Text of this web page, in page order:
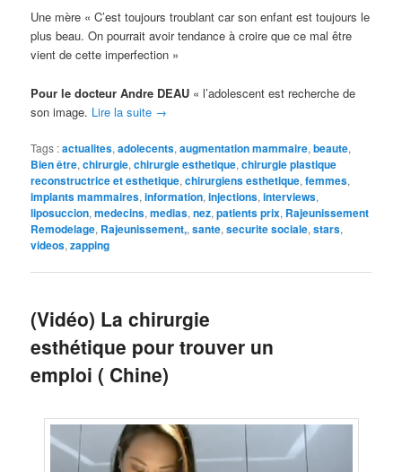
Une mère « C’est toujours troublant car son enfant est toujours le
plus beau. On pourrait avoir tendance à croire que ce mal être
vient de cette imperfection »
Pour le docteur Andre DEAU « l’adolescent est recherche de
son image. Lire la suite →
Tags :actualites,adolecents,augmentation mammaire,beaute,
Bien être,chirurgie,chirurgie esthetique,chirurgie plastique
reconstructrice et esthetique,chirurgiens esthetique,femmes,
implants mammaires,information,injections,interviews,
liposuccion,medecins,medias,nez,patients prix, Rajeunissement
Remodelage, Rajeunissement,,sante,securite sociale,stars,
videos,zapping
(Vidéo) La chirurgie
esthétique pour trouver un
emploi ( Chine)